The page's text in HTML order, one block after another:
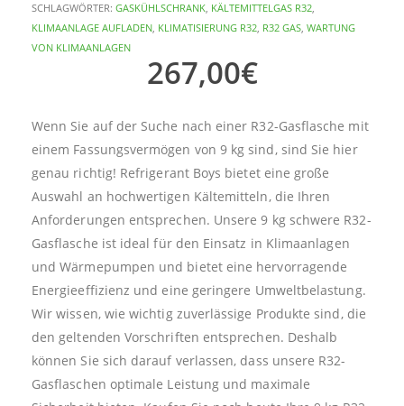
SCHLAGWÖRTER: GASKÜHLSCHRANK KÄLTEMITTELGAS R32
KLIMAANLAGE AUFLADEN KLIMATISIERUNG R32 R32 GAS WARTUNG
VON KLIMAANLAGEN
267,00€
Wenn Sie auf der Suche nach einer R32-Gasflasche mit
einem Fassungsvermögen von 9 kg sind, sind Sie hier
genau richtig! Refrigerant Boys bietet eine große
Auswahl an hochwertigen Kältemitteln, die Ihren
Anforderungen entsprechen. Unsere 9 kg schwere R32-
Gasflasche ist ideal für den Einsatz in Klimaanlagen
und Wärmepumpen und bietet eine hervorragende
Energieeffizienz und eine geringere Umweltbelastung.
Wir wissen, wie wichtig zuverlässige Produkte sind, die
den geltenden Vorschriften entsprechen. Deshalb
können Sie sich darauf verlassen, dass unsere R32-
Gasflaschen optimale Leistung und maximale